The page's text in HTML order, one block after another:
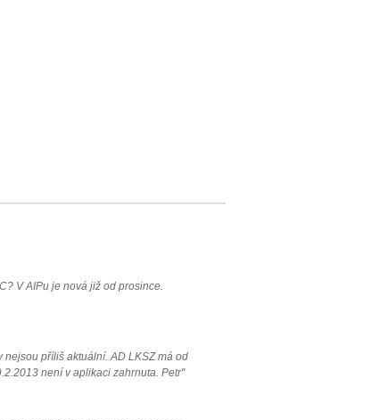
V AIPu je nová již od prosince.
nejsou příliš aktuální. AD LKSZ má od
není v aplikaci zahrnuta. Petr"